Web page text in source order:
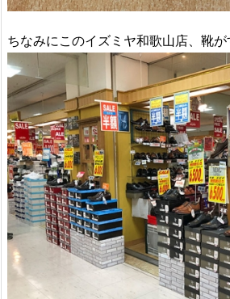
ちなみにこのイズミヤ和歌山店、靴が